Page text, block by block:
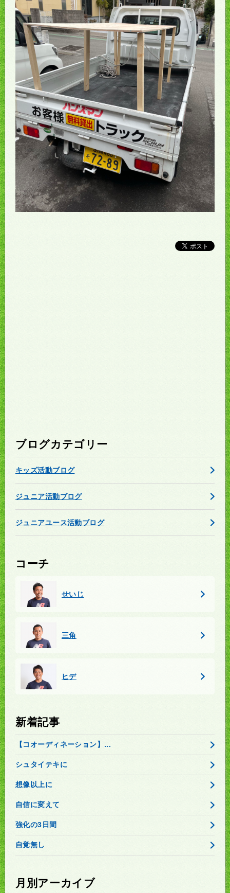
ブログカテゴリー
キッズ活動ブログ
ジュニア活動ブログ
ジュニアユース活動ブログ
コーチ
せいじ
三角
ヒデ
新着記事
【コオーディネーション】...
シュタイテキに
想像以上に
自信に変えて
強化の3日間
自覚無し
月別アーカイブ